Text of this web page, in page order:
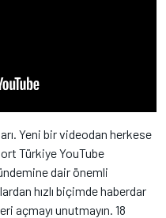
Yeni bir videodan herkese
Türkiye YouTube
dair önemli
hızlı biçimde haberdar
açmayı unutmayın. 18